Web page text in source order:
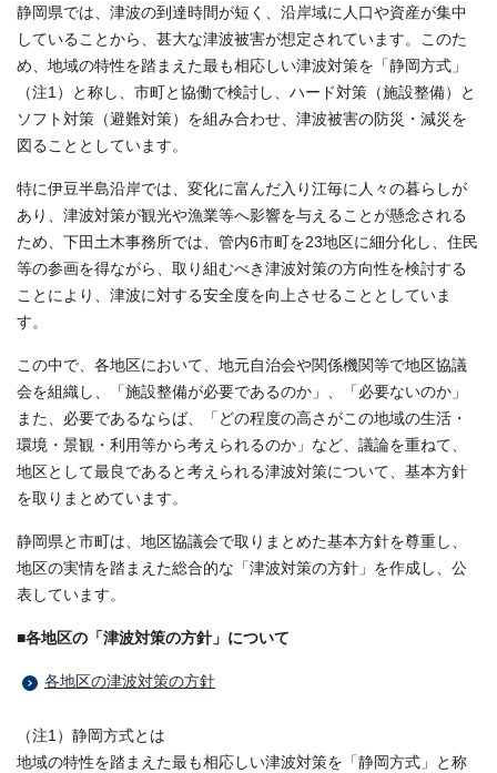
静岡県では、津波の到達時間が短く、沿岸域に人口や資産が集中
していることから、甚大な津波被害が想定されています。このた
め、地域の特性を踏まえた最も相応しい津波対策を「静岡方式」
（注1）と称し、市町と協働で検討し、ハード対策（施設整備）と
ソフト対策（避難対策）を組み合わせ、津波被害の防災・減災を
図ることとしています。
特に伊豆半島沿岸では、変化に富んだ入り江毎に人々の暮らしが
あり、津波対策が観光や漁業等へ影響を与えることが懸念される
ため、下田土木事務所では、管内6市町を23地区に細分化し、住民
等の参画を得ながら、取り組むべき津波対策の方向性を検討する
ことにより、津波に対する安全度を向上させることとしていま
す。
この中で、各地区において、地元自治会や関係機関等で地区協議
会を組織し、「施設整備が必要であるのか」、「必要ないのか」
また、必要であるならば、「どの程度の高さがこの地域の生活・
環境・景観・利用等から考えられるのか」など、議論を重ねて、
地区として最良であると考えられる津波対策について、基本方針
を取りまとめています。
静岡県と市町は、地区協議会で取りまとめた基本方針を尊重し、
地区の実情を踏まえた総合的な「津波対策の方針」を作成し、公
表しています。
■各地区の「津波対策の方針」について
各地区の津波対策の方針
（注1）静岡方式とは
地域の特性を踏まえた最も相応しい津波対策を「静岡方式」と称